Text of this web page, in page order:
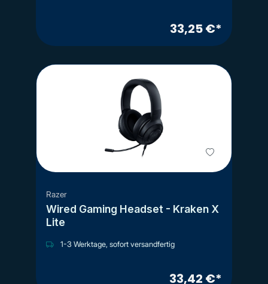
33,25 €*
Razer
Wired Gaming Headset - Kraken X
Lite
1-3 Werktage, sofort versandfertig
33,42 €*